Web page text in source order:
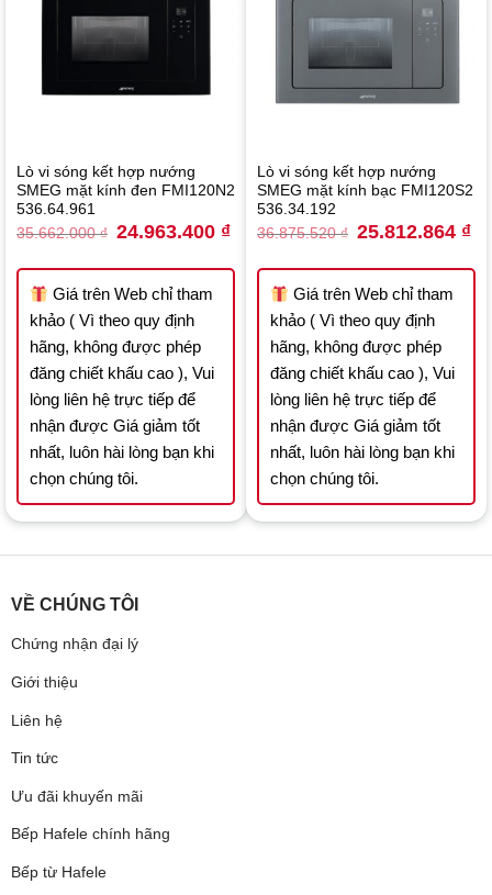
Lò vi sóng kết hợp nướng
SMEG mặt kính đen FMI120N2
536.64.961
35.662.000₫ Original
price
35.662.000 ₫.
24.963.400 ₫Current
price
24.963.400 ₫.
Giá trên Web chỉ tham
khảo ( Vì theo quy định
hãng, không được phép
đăng chiết khấu cao ), Vui
lòng liên hệ trực tiếp để
nhận được Giá giảm tốt
nhất, luôn hài lòng bạn khi
chọn chúng tôi.
Lò vi sóng kết hợp nướng
SMEG mặt kính bạc FMI120S2
536.34.192
36.875.520₫ Original
price
36.875.520 ₫.
25.812.864 ₫
Giá trên Web chỉ tham
khảo ( Vì theo quy định
hãng, không được phép
đăng chiết khấu cao ), Vui
lòng liên hệ trực tiếp để
nhận được Giá giảm tốt
nhất, luôn hài lòng bạn khi
chọn chúng tôi.
VỀ CHÚNG TÔI
Chứng nhận đại lý
Giới thiệu
Liên hệ
Tin tức
Ưu đãi khuyến mãi
Bếp Hafele chính hãng
Bếp từ Hafele